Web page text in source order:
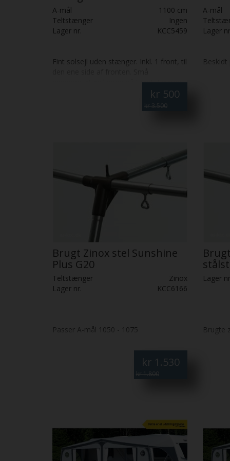
A-mål
1100 cm
Teltstænger
Ingen
Lager nr.
KCC5459
Fint solsejl uden stænger. Inkl. 1 front, til
gennemsigtige lapper på taget. Leveres
uden pløkker, barduner, stormbarduner,
fix-on, understykke og gardiner. Leveres
uden stænger, men det kan tilkøbes i
kr 500
kr 3.500
A-mål
Lager
Beskidt
Brugt Zinox stel Sunshine
Plus G20
Teltstænger
Zinox
Lager nr.
KCC6166
Passer A-mål 1050 - 1075
kr 1.530
kr 1.800
Lager
Brugte